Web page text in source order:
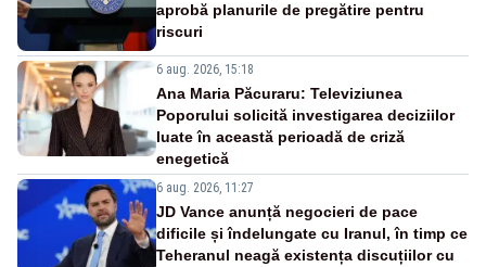
aprobă planurile de pregătire pentru
riscuri
6 aug. 2026, 15:18
Ana Maria Păcuraru: Televiziunea
Poporului solicită investigarea deciziilor
luate în această perioadă de criză
enegetică
6 aug. 2026, 11:27
JD Vance anunță negocieri de pace
dificile și îndelungate cu Iranul, în timp ce
Teheranul neagă existența discuțiilor cu